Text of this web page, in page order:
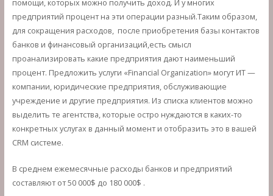
помощи, которых можно получить доход. И у многих
предприятий процент на эти операции разный.Таким образом,
для сокращения расходов, после приобретения базы контактов
банков и финансовый организаций,есть смысл
проанализировать какие предприятия дают наименьший
процент. Предложить услуги «Financial Organization» могут ИТ —
компании, юридические предприятия, обслуживающие
учреждение и другие предприятия. Из списка клиентов можно
выделить те агентства, которые остро нуждаются в каких-то
конкретных услугах в данный момент и отобразить это в вашей
CRM системе.
В среднем ежемесячные расходы банков и предприятий
составляют от 50 000$ до 180 000$ .